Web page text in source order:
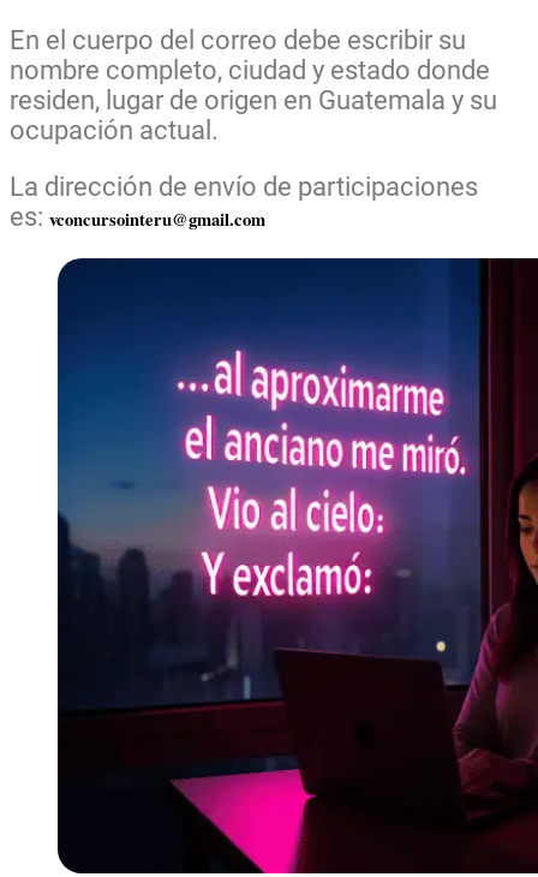
En el cuerpo del correo debe escribir su
nombre completo, ciudad y estado donde
residen, lugar de origen en Guatemala y su
ocupación actual.
La dirección de envío de participaciones
es: vconcursointeru@gmail.com